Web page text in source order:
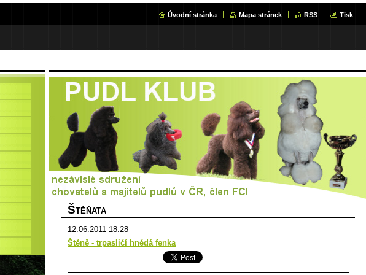
Úvodní stránka Mapa stránek RSS Tisk
ŠTĚŇATA
12.06.2011 18:28
Štěně - trpasličí hnědá fenka